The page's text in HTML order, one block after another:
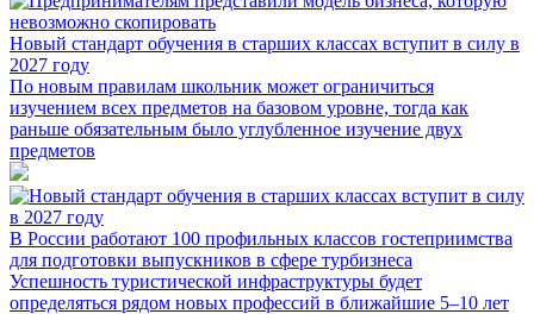
Новый стандарт обучения в старших классах вступит в силу в
2027 году
По новым правилам школьник может ограничиться
изучением всех предметов на базовом уровне, тогда как
раньше обязательным было углубленное изучение двух
предметов
В России работают 100 профильных классов гостеприимства
для подготовки выпускников в сфере турбизнеса
Успешность туристической инфраструктуры будет
определяться рядом новых профессий в ближайшие 5–10 лет